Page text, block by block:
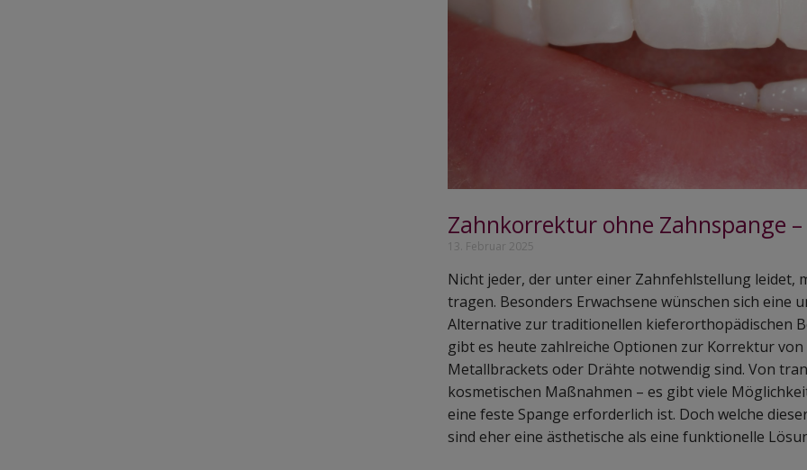
Zahnkorrektur ohne Zahnspange
13. Februar 2025
Nicht jeder, der unter einer Zahnfehlstellung leidet,
tragen. Besonders Erwachsene wünschen sich eine
Alternative zur traditionellen kieferorthopädischen
gibt es heute zahlreiche Optionen zur Korrektur
Metallbrackets oder Drähte notwendig sind. Von
kosmetischen Maßnahmen – es gibt viele
eine feste Spange erforderlich ist. Doch welche
sind eher eine ästhetische als eine funktionelle